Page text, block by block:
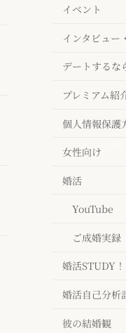
イベント
インタビュー
デートするな
プレミアム紹
個人情報保護
女性向け
婚活
YouTube
ご成婚実録
婚活STUDY！
婚活自己分析
彼の結婚観